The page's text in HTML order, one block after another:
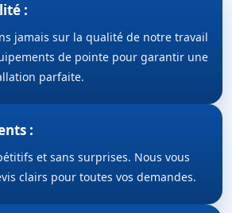
:
jamais sur la qualité de notre travail
de pointe pour garantir une
parfaite.
:
et sans surprises. Nous vous
clairs pour toutes vos demandes.